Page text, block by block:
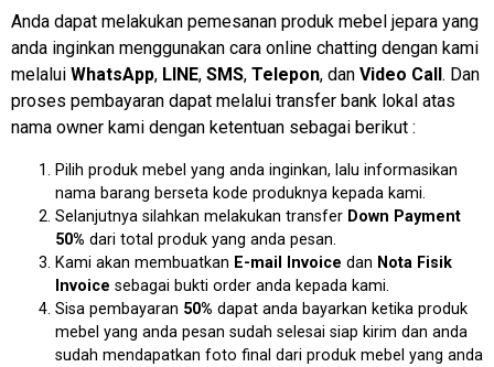
Anda dapat melakukan pemesanan produk mebel jepara yang
anda inginkan menggunakan cara online chatting dengan kami
melalui WhatsApp, LINE, SMS, Telepon, dan Video Call. Dan
proses pembayaran dapat melalui transfer bank lokal atas
nama owner kami dengan ketentuan sebagai berikut :
Pilih produk mebel yang anda inginkan, lalu informasikan
nama barang berseta kode produknya kepada kami.
Selanjutnya silahkan melakukan transfer Down Payment
50% dari total produk yang anda pesan.
Kami akan membuatkan E-mail Invoice dan Nota Fisik
Invoice sebagai bukti order anda kepada kami.
Sisa pembayaran 50% dapat anda bayarkan ketika produk
mebel yang anda pesan sudah selesai siap kirim dan anda
sudah mendapatkan foto final dari produk mebel yang anda